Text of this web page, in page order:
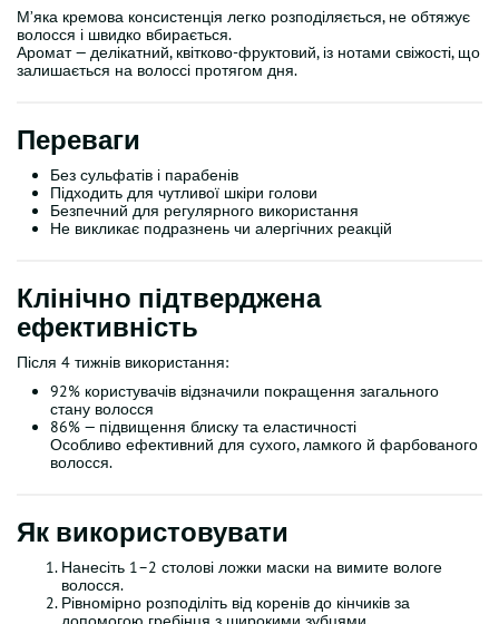
М’яка кремова консистенція легко розподіляється, не обтяжує
волосся і швидко вбирається.
Аромат — делікатний, квітково-фруктовий, із нотами свіжості, що
залишається на волоссі протягом дня.
Переваги
Без сульфатів і парабенів
Підходить для чутливої шкіри голови
Безпечний для регулярного використання
Не викликає подразнень чи алергічних реакцій
Клінічно підтверджена
ефективність
Після 4 тижнів використання:
92% користувачів відзначили покращення загального
стану волосся
86% — підвищення блиску та еластичності
Особливо ефективний для сухого, ламкого й фарбованого
волосся.
Як використовувати
Нанесіть 1–2 столові ложки маски на вимите вологе
волосся.
Рівномірно розподіліть від коренів до кінчиків за